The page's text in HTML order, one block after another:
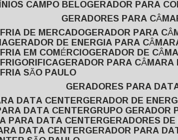
CAMPO BELO GERADOR PARA
GERADORES PARA
DE MERCADO GERADOR PARA
GERADOR DE ENERGIA PARA
EM COMÉRCIO GERADOR DE
GERADOR PARA
SÃO PAULO
GERADORES PARA
DATA CENTER GERADOR DE
DATA CENTER GRUPO
PARA DATA CENTER GERADORES
DATA CENTER GERADOR PARA